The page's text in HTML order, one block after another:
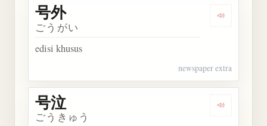
Dengarkan
号外
ごうがい
edisi khusus
newspaper extra
Dengarkan
号泣
ごうきゅう